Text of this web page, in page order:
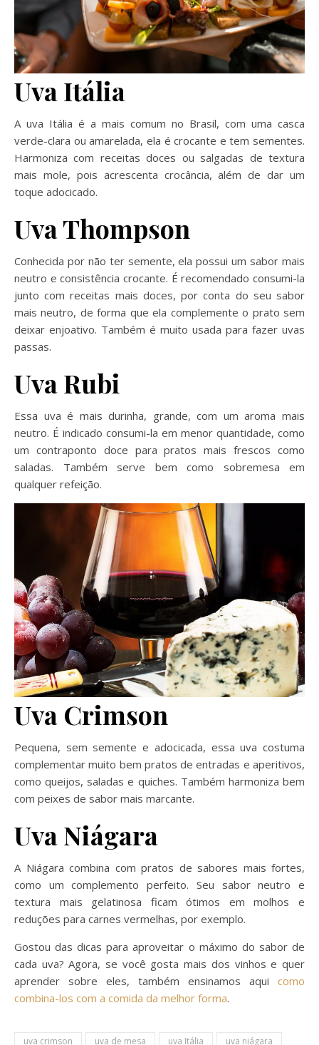
Uva Itália
A uva Itália é a mais comum no Brasil, com uma casca
verde-clara ou amarelada, ela é crocante e tem sementes.
Harmoniza com receitas doces ou salgadas de textura
mais mole, pois acrescenta crocância, além de dar um
toque adocicado.
Uva Thompson
Conhecida por não ter semente, ela possui um sabor mais
neutro e consistência crocante. É recomendado consumi-la
junto com receitas mais doces, por conta do seu sabor
mais neutro, de forma que ela complemente o prato sem
deixar enjoativo. Também é muito usada para fazer uvas
passas.
Uva Rubi
Essa uva é mais durinha, grande, com um aroma mais
neutro. É indicado consumi-la em menor quantidade, como
um contraponto doce para pratos mais frescos como
saladas. Também serve bem como sobremesa em
qualquer refeição.
Uva Crimson
Pequena, sem semente e adocicada, essa uva costuma
complementar muito bem pratos de entradas e aperitivos,
como queijos, saladas e quiches. Também harmoniza bem
com peixes de sabor mais marcante.
Uva Niágara
A Niágara combina com pratos de sabores mais fortes,
como um complemento perfeito. Seu sabor neutro e
textura mais gelatinosa ficam ótimos em molhos e
reduções para carnes vermelhas, por exemplo.
Gostou das dicas para aproveitar o máximo do sabor de
cada uva? Agora, se você gosta mais dos vinhos e quer
aprender sobre eles, também ensinamos aqui como
combina-los com a comida da melhor forma.
uva crimson uva de mesa uva Itália uva niágara